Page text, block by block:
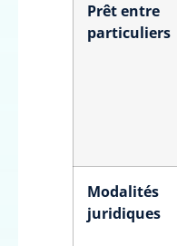
Prêt entre
particuliers
Modalités
juridiques